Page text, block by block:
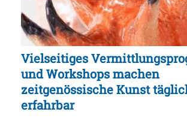
Vielseitiges
und Workshops machen
zeitgenössische Kunst
erfahrbar